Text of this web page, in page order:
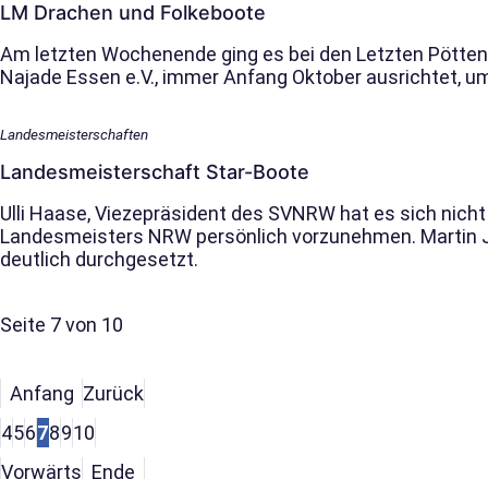
LM Drachen und Folkeboote
Am letzten Wochenende ging es bei den Letzten
Najade Essen e.V., immer Anfang Oktober ausrichtet,
Landesmeisterschaften
Landes­meisterschaft Star-Boote
Ulli Haase, Viezepräsident des SVNRW hat es sich
Landesmeisters NRW persönlich vorzunehmen.
deutlich durchgesetzt.
Seite 7 von 10
Anfang Zurück
45678910
Vorwärts Ende